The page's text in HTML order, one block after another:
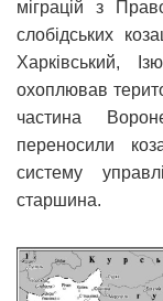
міграцій з
слобідських
Харківський,
охоплював
частина
переносили
систему
старшина.